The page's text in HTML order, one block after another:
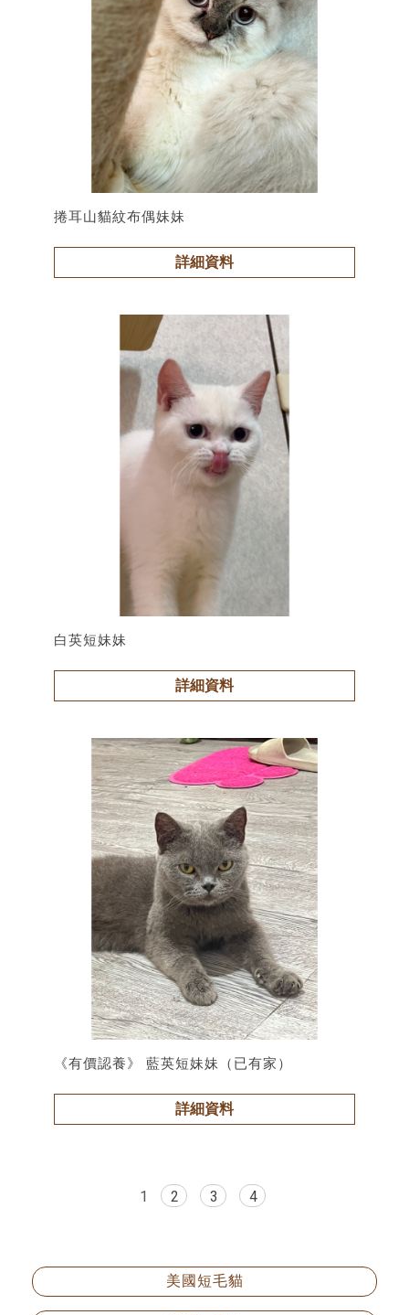
美國短毛貓
捲耳山貓紋布偶妹妹
詳細資料
白英短妹妹
詳細資料
《有價認養》 藍英短妹妹（已有家）
詳細資料
1 2 3 4